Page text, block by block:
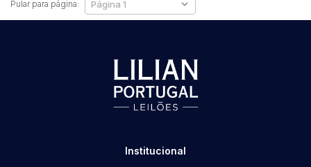
Pular para página:
Institucional